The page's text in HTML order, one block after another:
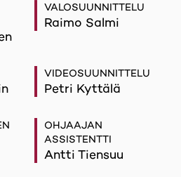
VALOSUUNNITTELU
Raimo Salmi
VIDEOSUUNNITTELU
Petri Kyttälä
OHJAAJAN
ASSISTENTTI
Antti Tiensuu